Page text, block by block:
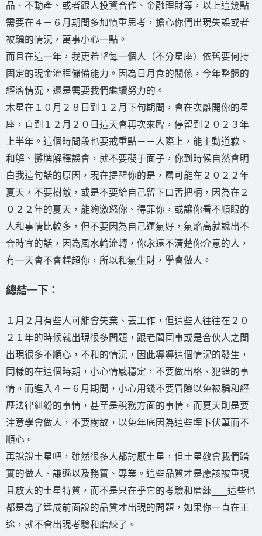
品、不動產、或者跟人投資合作、金融理財等，以上這幾點
需要在４－６月期間多加慎重思考，擔心你們出現失誤或者
被騙的情況，萬事小心一點。
而且在這一年，我更希望每一個人（不分星座）依舊要何持
固定的現金流程儲備能力。因為日月食的關係，今年整體的
經濟情況，還是需要我們繼續努力的。
木星在１０月２８日到１２月下旬期間，會在次離開你的星
座，直到１２月２０日這天會再次來臨，停留到２０２３年
上半年。這個時間段也要戒重點－－人際上，能主動道歉、
和解、攤牌解釋誤會，就不要礙于面子，你到時候自然會明
白我這句話的原因，現在提醒你的是，層可能在２０２２年
夏天，不要樹敵，或是不要給自己留下口舌把柄，因為在２
０２２年的夏天，能夠激怒你、得罪你，或讓你看不順眼的
人和事情比較多，但不要因為自己運氣好，氣焰高就說出不
合時宜的話，因為風水輪流轉，你永遠不清楚你介意的人，
有一天會不會趕超你，所以和氣生財，學會做人。
總結一下：
１月２月有些人可能會失業、丟工作，但這些人往往在２０
２１年的時候就出現很多問題，跟老闆同事或是合伙人之間
出現很多不順心，不和的情況，因此導導這個情況的發生，
同樣的在這個時期，小心情感穩定，不要做出格、犯錯的事
情。而進入４－６月期間，小心用錢不要冒險以免被騙和經
歷法律糾紛的事情，甚至是稅務方面的事情。而夏天則是要
注意學會做人，不要樹故，以免年底因為這些埋下伏筆而不
順心。
再說說土星吧，雖然很多人都討厭土星，但土星教會我們踏
實的做人、謙遜以及務實、專業。這些品質才是應該被重視
且放大的土星特質，而不是只在乎它的考驗和磨練___這些也
都是為了達成前面說的品質才出現的問題，如果你一直在正
途，就不會出現考驗和磨練了。